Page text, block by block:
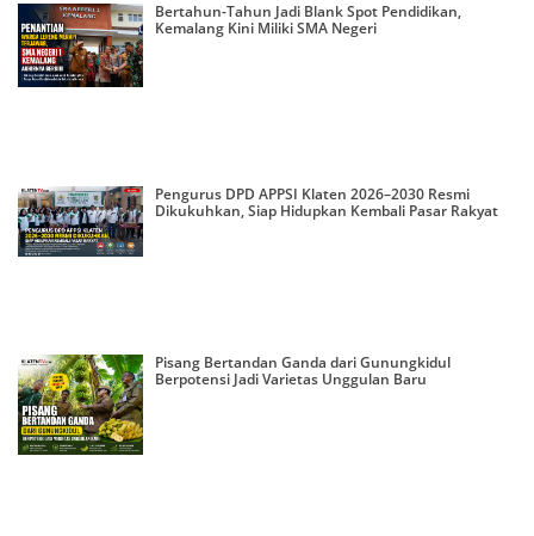
Bertahun-Tahun Jadi Blank Spot Pendidikan,
Kemalang Kini Miliki SMA Negeri
Pengurus DPD APPSI Klaten 2026–2030 Resmi
Dikukuhkan, Siap Hidupkan Kembali Pasar Rakyat
Pisang Bertandan Ganda dari Gunungkidul
Berpotensi Jadi Varietas Unggulan Baru